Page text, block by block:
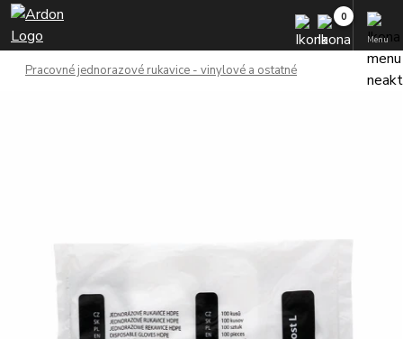
Menu
Pracovné jednorazové rukavice - vinylové a ostatné